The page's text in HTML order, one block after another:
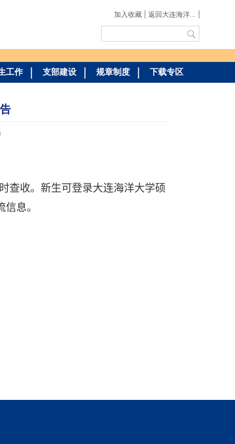
加入收藏 返回大连海洋...
工作 支部建设 规章制度 下载专区
查收。新生可登录大连海洋大学硕
息。